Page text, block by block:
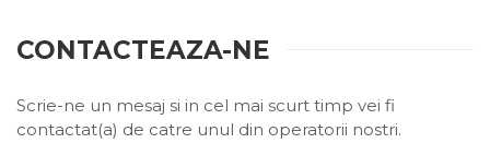
CONTACTEAZA-NE
Scrie-ne un mesaj si in cel mai scurt timp vei fi
contactat(a) de catre unul din operatorii nostri.